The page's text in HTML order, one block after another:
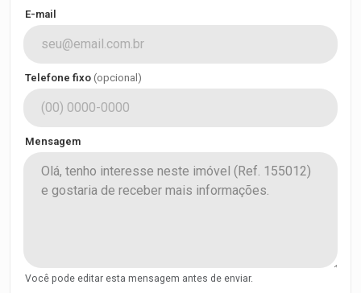
E-mail
Telefone fixo (opcional)
Mensagem
Você pode editar esta mensagem antes de enviar.